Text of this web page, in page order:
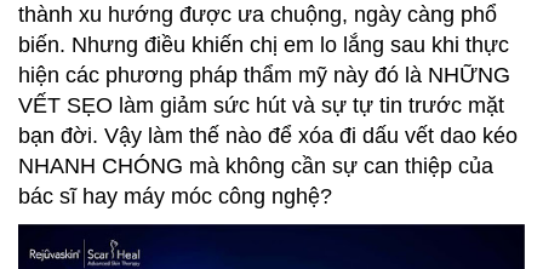
thành xu hướng được ưa chuộng, ngày càng phổ
biến. Nhưng điều khiến chị em lo lắng sau khi thực
hiện các phương pháp thẩm mỹ này đó là NHỮNG
VẾT SẸO làm giảm sức hút và sự tự tin trước mặt
bạn đời. Vậy làm thế nào để xóa đi dấu vết dao kéo
NHANH CHÓNG mà không cần sự can thiệp của
bác sĩ hay máy móc công nghệ?